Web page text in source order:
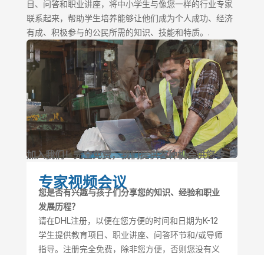
目、问答和职业讲座，将中小学生与像您一样的行业专家
联系起来，帮助学生培养能够让他们成为个人成功、经济
有成、积极参与的公民所需的知识、技能和特质。.
加入我们！完全免费，我们提供各种机会供您参
与：
专家视频会议
您是否有兴趣与孩子们分享您的知识、经验和职业
发展历程？
请在DHL注册，以便在您方便的时间和日期为K-12
学生提供教育项目、职业讲座、问答环节和/或导师
指导。注册完全免费，除非您方便，否则您没有义